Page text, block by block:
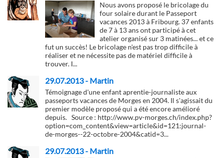
Nous avons proposé le bricolage du
four solaire durant le Passeport
vacances 2013 à Fribourg. 37 enfants
de 7 à 13 ans ont participé à cet
atelier organisé sur 3 matinées... et ce
fut un succès! Le bricolage n'est pas trop difficile à
réaliser et ne nécessite pas de matériel difficile à
trouver. I...
29.07.2013 - Martin
Témoignage d'une enfant aprentie-journaliste aux
passeports vacances de Morges en 2004. Il s'agissait du
premier modèle proposé qui a été encore amélioré
depuis. Source : http://www.pv-morges.ch/index.php?
option=com_content&view=article&id=121:journal-
de-morges--22-octobre-2004&catid=3...
29.07.2013 - Martin